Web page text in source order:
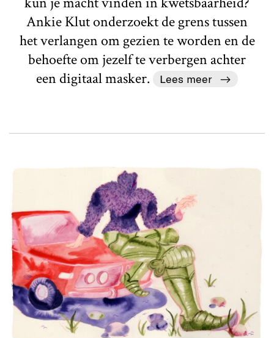
Ankie Klut onderzoekt de grens tussen
het verlangen om gezien te worden en de
behoefte om jezelf te verbergen achter
een digitaal masker.
Lees meer